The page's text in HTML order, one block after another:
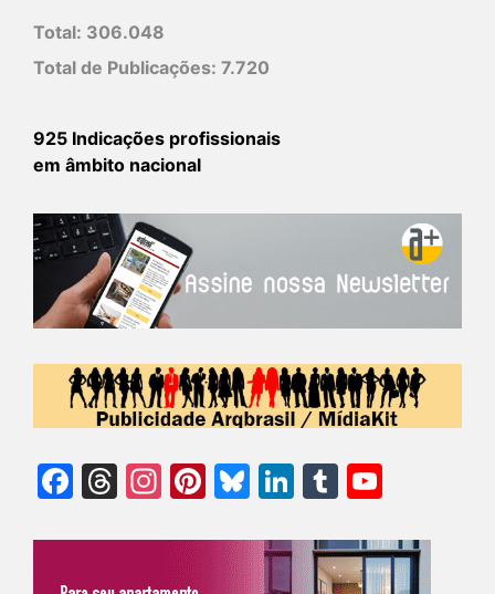
Total: 306.048
Total de Publicações: 7.720
925 Indicações profissionais
em âmbito nacional
Facebook
Threads
Instagram
Pinterest
Bluesky
LinkedIn
Tumblr